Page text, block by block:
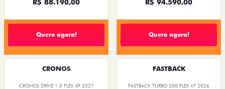
Quero agora! Quero agora!
CRONOS
CRONOS DRIVE 1.0 FLEX 4P 2027
FASTBACK
FASTBACK TURBO 200 FLEX AT 2026